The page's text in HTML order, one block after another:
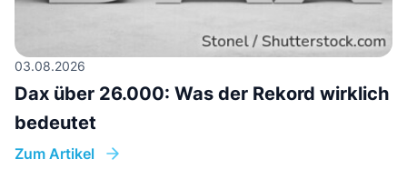
03.08.2026
Dax über 26.000: Was der Rekord wirklich
bedeutet
Zum Artikel